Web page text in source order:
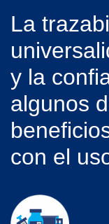
La
y la
algunos
con el